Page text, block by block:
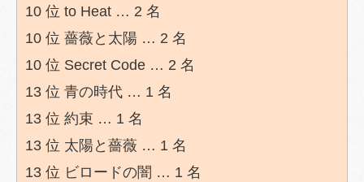
10 位 to Heat … 2 名
10 位 薔薇と太陽 … 2 名
10 位 Secret Code … 2 名
13 位 青の時代 … 1 名
13 位 約束 … 1 名
13 位 太陽と薔薇 … 1 名
13 位 ビロードの闇 … 1 名